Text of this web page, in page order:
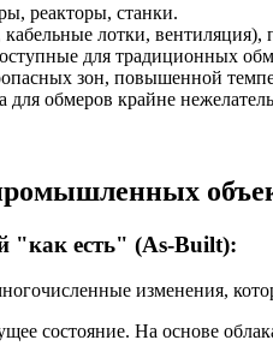
реакторы, станки.
лотки, вентиляция),
для традиционных
зон, повышенной
для обмеров крайне
"как есть" (As-Built):
изменения,
состояние. На основе